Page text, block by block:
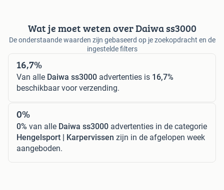
Wat je moet weten over Daiwa ss3000
De onderstaande waarden zijn gebaseerd op je zoekopdracht en de
ingestelde filters
16,7%
Van alle Daiwa ss3000 advertenties is 16,7%
beschikbaar voor verzending.
0%
0% van alle Daiwa ss3000 advertenties in de categorie
Hengelsport | Karpervissen zijn in de afgelopen week
aangeboden.